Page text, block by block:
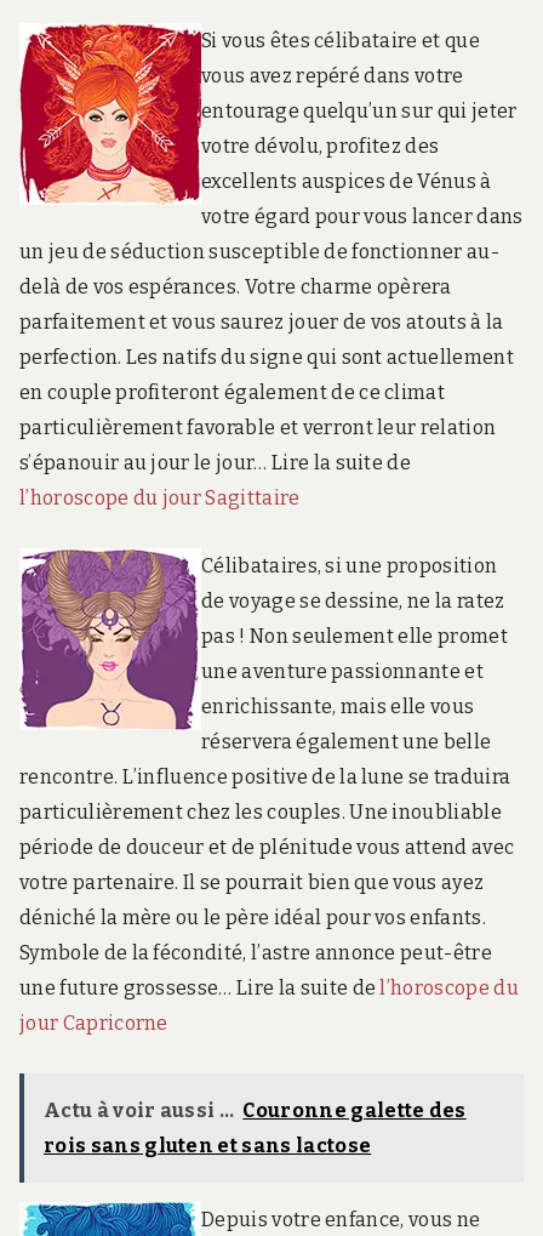
Si vous êtes célibataire et que
vous avez repéré dans votre
entourage quelqu’un sur qui jeter
votre dévolu, profitez des
excellents auspices de Vénus à
votre égard pour vous lancer dans
un jeu de séduction susceptible de fonctionner au-
delà de vos espérances. Votre charme opèrera
parfaitement et vous saurez jouer de vos atouts à la
perfection. Les natifs du signe qui sont actuellement
en couple profiteront également de ce climat
particulièrement favorable et verront leur relation
s’épanouir au jour le jour… Lire la suite de
l’horoscope du jour Sagittaire
Célibataires, si une proposition
de voyage se dessine, ne la ratez
pas ! Non seulement elle promet
une aventure passionnante et
enrichissante, mais elle vous
réservera également une belle
rencontre. L’influence positive de la lune se traduira
particulièrement chez les couples. Une inoubliable
période de douceur et de plénitude vous attend avec
votre partenaire. Il se pourrait bien que vous ayez
déniché la mère ou le père idéal pour vos enfants.
Symbole de la fécondité, l’astre annonce peut-être
une future grossesse… Lire la suite del’horoscope du
jour Capricorne
Actu à voir aussi ... Couronne galette des
rois sans gluten et sans lactose
Depuis votre enfance, vous ne